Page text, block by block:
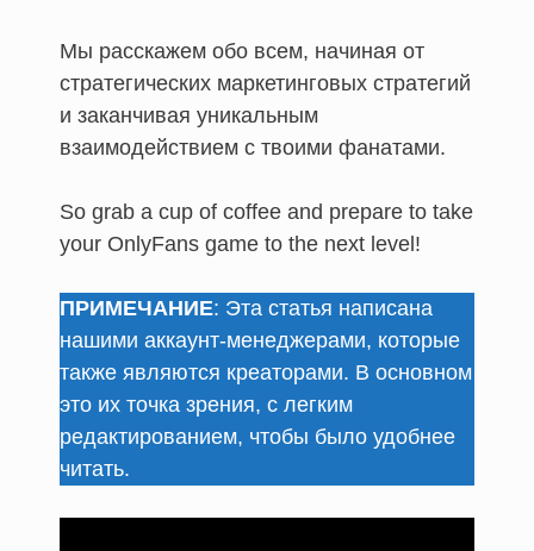
Мы расскажем обо всем, начиная от
стратегических маркетинговых стратегий
и заканчивая уникальным
взаимодействием с твоими фанатами.
So grab a cup of coffee and prepare to take
your OnlyFans game to the next level!
ПРИМЕЧАНИЕ: Эта статья написана
нашими аккаунт-менеджерами, которые
также являются креаторами. В основном
это их точка зрения, с легким
редактированием, чтобы было удобнее
читать.